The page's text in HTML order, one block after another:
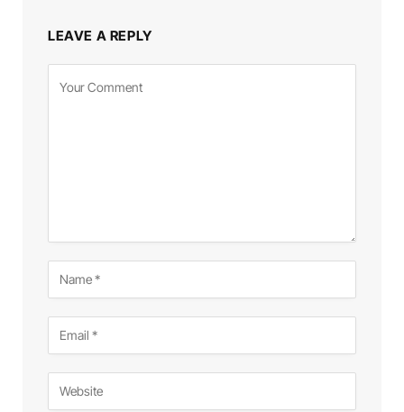
LEAVE A REPLY